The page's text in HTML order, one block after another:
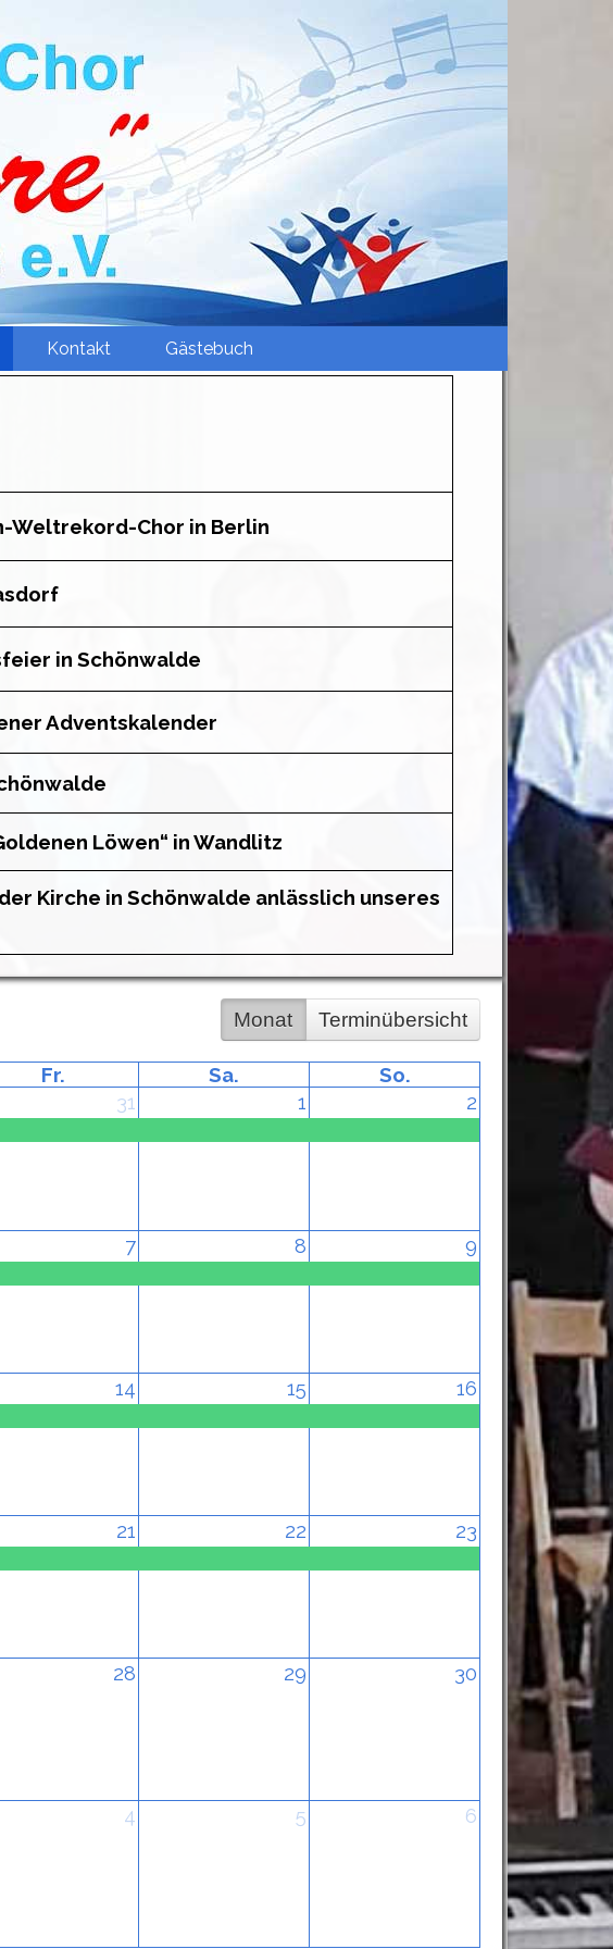
Kontakt Gästebuch
Weltrekord-Chor in Berlin
in Schönwalde
Adventskalender
Löwen“ in Wandlitz
Kirche in Schönwalde anlässlich unseres
Monat Terminübersicht
Fr. Sa.
So.
31 1 2
7 8 9
14 15 16
21 22 23
28 29 30
4 5 6